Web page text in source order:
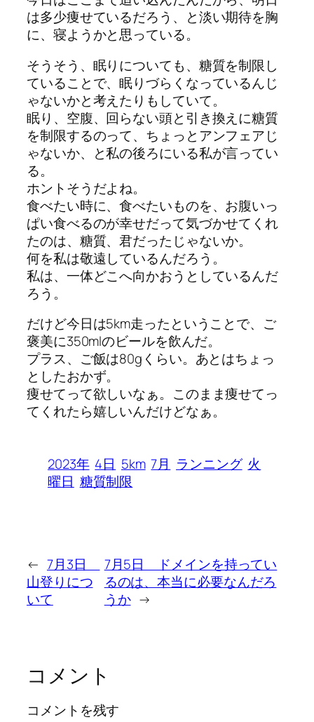
は多少痩せているだろう、と淡い期待を胸
に、寝ようかと思っている。
そうそう、眠りについても、糖質を制限し
ていることで、眠りづらくなっているんじ
ゃないかと考えたりもしていて。
眠り、空腹、回らない頭と引き換えに糖質
を制限するのって、ちょっとアンフェアじ
ゃないか、と私の後ろにいる私が言ってい
る。
ホントそうだよね。
食べたい時に、食べたいものを、お腹いっ
ぱい食べるのが幸せだって気づかせてくれ
たのは、糖質、君だったじゃないか。
何を私は敬遠しているんだろう。
私は、一体どこへ向かおうとしているんだ
ろう。
だけど今日は5km走ったということで、ご
褒美に350mlのビールを飲んだ。
プラス、ご飯は80gくらい。あとはちょっ
としたおかず。
痩せてって欲しいなぁ。このまま痩せてっ
てくれたら嬉しいんだけどなぁ。
2023年 4日 5km 7月 ランニング 火
曜日 糖質制限
← 7月3日
山登りにつ
いて
7月5日 ドメインを持ってい
るのは、本当に必要なんだろ
うか →
コメント
コメントを残す